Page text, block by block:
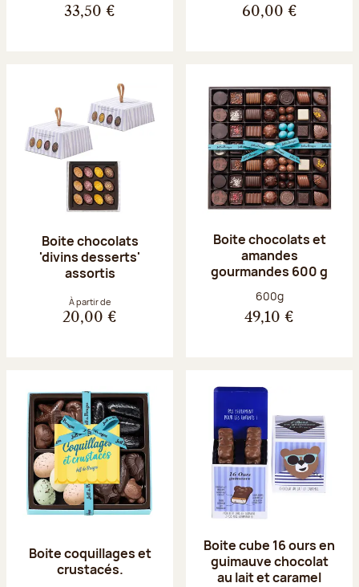
33,50 € 60,00 €
Boite chocolats
'divins desserts'
assortis
À partir de
20,00 €
Boite chocolats et
amandes
gourmandes 600 g
Poids net :
600g
49,10 €
Boite coquillages et
crustacés.
Boite cube 16 ours en
guimauve chocolat
au lait et caramel